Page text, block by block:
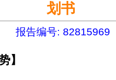
划书
报告编号: 82815969
】